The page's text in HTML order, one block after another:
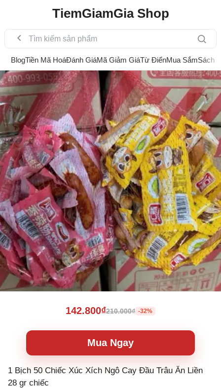
TiemGiamGia Shop
BlogTiền Mã HoáĐánh GiáMã Giảm GiáTừ ĐiểnMua SắmSách
142.800₫210.000₫ -32%
Mua Ngay
1 Bịch 50 Chiếc Xúc Xích Ngô Cay Đầu Trâu Ăn Liền
28 gr chiếc